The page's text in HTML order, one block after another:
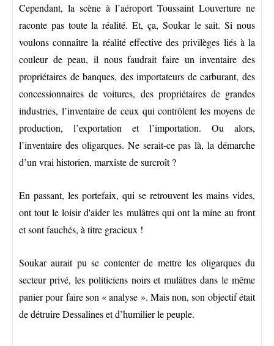
Cependant, la scène à l’aéroport Toussaint Louverture ne
raconte pas toute la réalité. Et, ça, Soukar le sait. Si nous
voulons connaître la réalité effective des privilèges liés à la
couleur de peau, il nous faudrait faire un inventaire des
propriétaires de banques, des importateurs de carburant, des
concessionnaires de voitures, des propriétaires de grandes
industries, l’inventaire de ceux qui contrôlent les moyens de
production, l’exportation et l’importation. Ou alors,
l’inventaire des oligarques. Ne serait-ce pas là, la démarche
d’un vrai historien, marxiste de surcroît ?
En passant, les portefaix, qui se retrouvent les mains vides,
ont tout le loisir d'aider les mulâtres qui ont la mine au front
et sont fauchés, à titre gracieux !
Soukar aurait pu se contenter de mettre les oligarques du
secteur privé, les politiciens noirs et mulâtres dans le même
panier pour faire son « analyse ». Mais non, son objectif était
de détruire Dessalines et d’humilier le peuple.